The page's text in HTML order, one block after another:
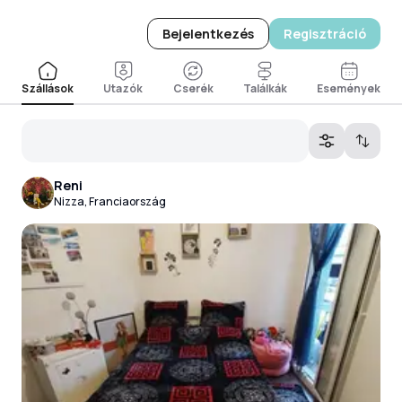
Bejelentkezés Regisztráció
Szállások Utazók Cserék Találkák Események
Reni
Nizza, Franciaország